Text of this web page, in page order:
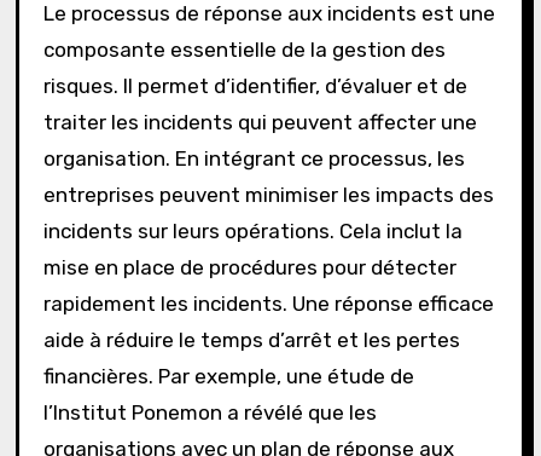
Le processus de réponse aux incidents est une
composante essentielle de la gestion des
risques. Il permet d’identifier, d’évaluer et de
traiter les incidents qui peuvent affecter une
organisation. En intégrant ce processus, les
entreprises peuvent minimiser les impacts des
incidents sur leurs opérations. Cela inclut la
mise en place de procédures pour détecter
rapidement les incidents. Une réponse efficace
aide à réduire le temps d’arrêt et les pertes
financières. Par exemple, une étude de
l’Institut Ponemon a révélé que les
organisations avec un plan de réponse aux